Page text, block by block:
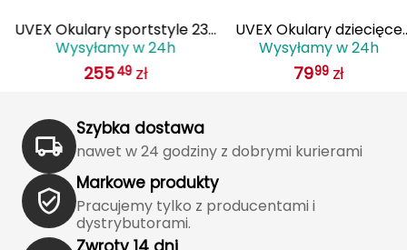
Icestorm
JOMA
Jetboil
Julbo
UVEX Okulary sportstyle 235
(53/3/003/7316/UNI)
Wysyłamy w 24h
25549 zł
UVEX Okulary dziecięce
sportstyle 514
(53/3/065/5716/UNI)
Wysyłamy w 24h
7999 zł
Szybka dostawa
nawet w 24 godziny z dobrymi kurierami
Markowe produkty
Pracujemy tylko z producentami i
dystrybutorami.